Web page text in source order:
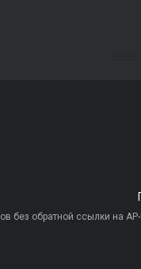
без обратной ссылки на